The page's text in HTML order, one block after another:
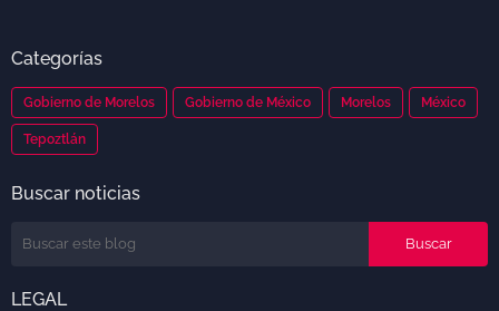
Categorías
Gobierno de Morelos Gobierno de México Morelos México
Tepoztlán
Buscar noticias
LEGAL